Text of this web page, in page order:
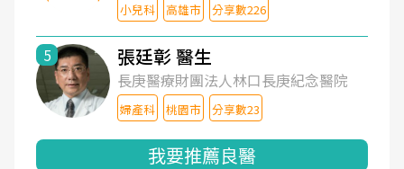
小兒科 高雄市 分享數226
5 張廷彰 醫生
長庚醫療財團法人林口長庚紀念醫院
婦產科 桃園市 分享數23
我要推薦良醫